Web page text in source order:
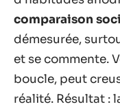
comparaison
démesurée,
et se commente.
boucle, peut
réalité. Résultat :